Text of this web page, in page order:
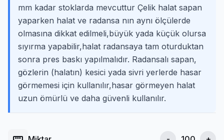
mm kadar stoklarda mevcuttur Çelik halat sapan
yaparken halat ve radansa nın aynı ölçülerde
olmasına dikkat edilmeli,büyük yada küçük olursa
sıyırma yapabilir,halat radansaya tam oturduktan
sonra pres baskı yapılmalıdır. Radansalı sapan,
gözlerin (halatın) kesici yada sivri yerlerde hasar
görmemesi için kullanılır,hasar görmeyen halat
uzun ömürlü ve daha güvenli kullanılır.